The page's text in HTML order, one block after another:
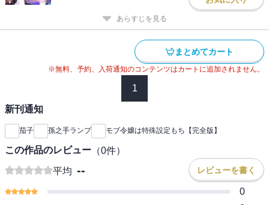
あらすじを見る
まとめてカート
※無料、予約、入荷通知のコンテンツはカートに追加されません。
1
新刊通知
茄子 孫之手ランプ モブ令嬢は特殊設定もち【完全版】
この作品のレビュー （0件）
平均 -- レビューを書く
0